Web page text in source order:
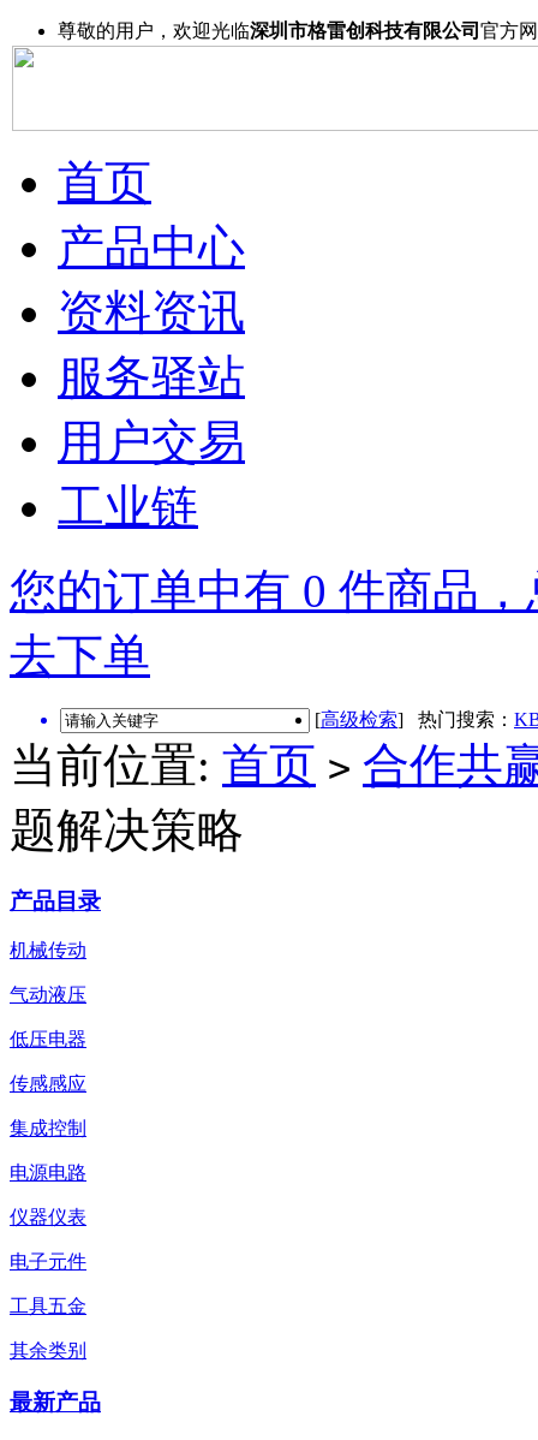
尊敬的用户，欢迎光临深圳市格雷创科技有限公司 官方
首页
产品中心
资料资讯
服务驿站
用户交易
工业链
您的订单中有 0 件商品
去下单
[高级检索] 热门搜索：
当前位置: 首页 > 合作共
题解决策略
产品目录
机械传动
气动液压
低压电器
传感感应
集成控制
电源电路
仪器仪表
电子元件
工具五金
其余类别
最新产品